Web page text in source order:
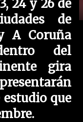
24 y 26 de
de
A Coruña
del
gira
que